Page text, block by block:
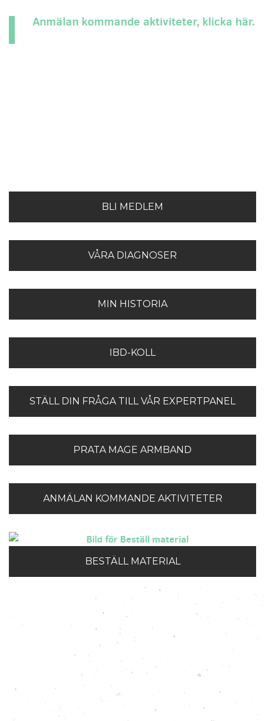
Anmälan kommande aktiviteter, klicka här.
BLI MEDLEM
VÅRA DIAGNOSER
MIN HISTORIA
IBD-KOLL
STÄLL DIN FRÅGA TILL VÅR EXPERTPANEL
PRATA MAGE ARMBAND
ANMÄLAN KOMMANDE AKTIVITETER
BESTÄLL MATERIAL